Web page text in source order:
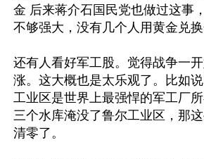
金 后来蒋介石国民党也做过这事
不够强大，没有几个人用黄金兑换
还有人看好军工股。觉得战争一
涨。这大概也是太乐观了。比如
工业区是世界上最强悍的军工厂
三个水库淹没了鲁尔工业区，那
清零了。